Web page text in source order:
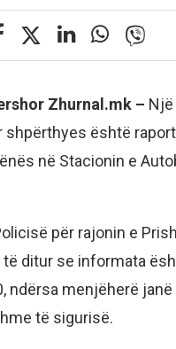
Zhurnal.mk –
shpërthyes është
në Stacionin e
për rajonin e
të ditur se informata
ndërsa menjëherë
të sigurisë.